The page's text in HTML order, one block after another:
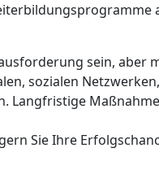
sein,
sozialen
Langfristige
Sie Ihre